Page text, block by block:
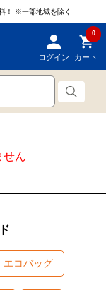
！ ※一部地域を除く
ログイン
0
カート
せん
エコバッグ